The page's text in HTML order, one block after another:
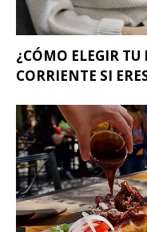
¿CÓMO ELEGIR
CORRIENTE SI